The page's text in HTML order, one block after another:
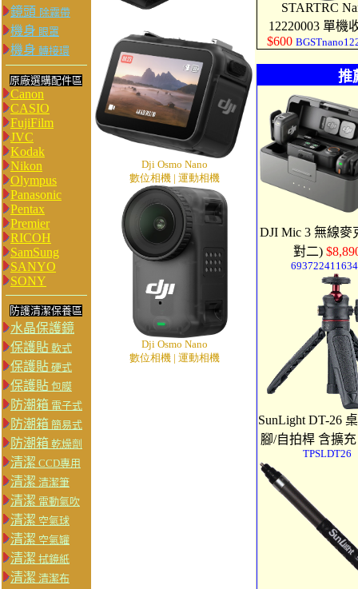
鏡頭 除霧帶
機身 眼罩
機身 轉接環
原廠選購配件區
Canon
CASIO
FujiFilm
JVC
Kodak
Nikon
Olympus
Panasonic
Pentax
Premier
RICOH
SamSung
SANYO
SONY
防護清潔保養區
水晶保護鏡
保護貼 軟式
保護貼 硬式
保護貼 包膜
防潮箱 電子式
防潮箱 簡易式
防潮箱 乾燥劑
清潔 CCD專用
清潔 清潔筆
清潔 電動氣吹
清潔 空氣球
清潔 空氣罐
清潔 拭鏡紙
清潔 清潔布
Dji Osmo Nano
數位相機 | 運動相機
Dji Osmo Nano
數位相機 | 運動相機
STARTRC
12220003 單機
$600
推
DJI Mic 3 無線麥
對二)
SunLight DT-26
腳/自拍桿 含擴
TPSLDT26